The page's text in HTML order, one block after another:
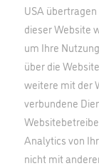
USA
dieser Website
um Ihre
über die
weitere mit der
verbundene
Analytics von
nicht mit